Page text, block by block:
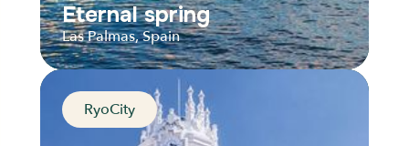
Eternal spring
Las Palmas, Spain
RyoCity